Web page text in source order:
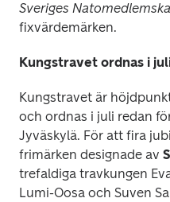
Sveriges
fixvärdemärken.
Kungstravet ordnas i
Kungstravet är
och ordnas i juli redan
Jyväskylä. För att fira
frimärken designade av
trefaldiga travkungen
Lumi-Oosa och Suven